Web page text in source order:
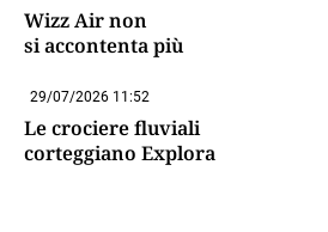
Wizz Air non
si accontenta più
29/07/2026 11:52
Le crociere fluviali
corteggiano Explora